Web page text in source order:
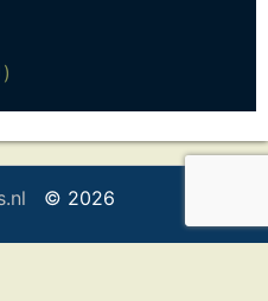
© 2026